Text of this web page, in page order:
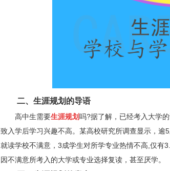
二、生涯规划的导语
高中生需要生涯规划吗?据了解，已经考入大学
致入学后学习兴趣不高。某高校研究所调查显示，逾5
就读学校不满意， 3成学生对所学专业热情不高 仅有
因不满意所考入的大学或专业选择复读，甚至厌学。